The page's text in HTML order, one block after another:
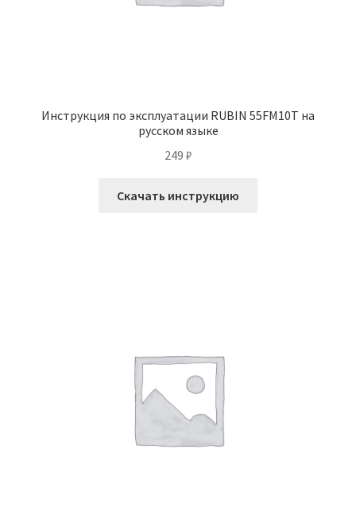
Инструкция по эксплуатации RUBIN 55FM10T на
русском языке
249 ₽
Скачать инструкцию